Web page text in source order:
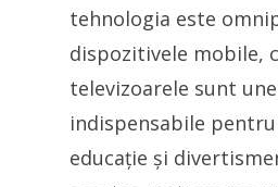
tehnologia este
dispozitivele mobile,
televizoarele sunt
indispensabile
educație și